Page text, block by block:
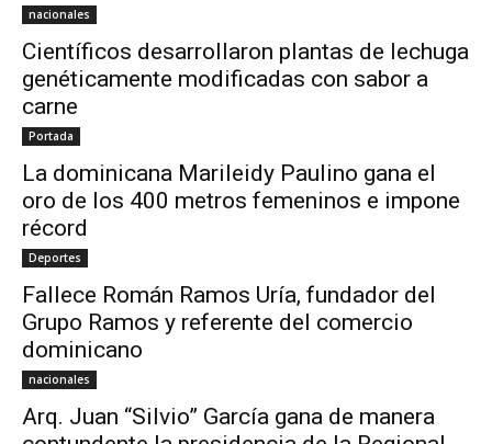
nacionales
Científicos desarrollaron plantas de lechuga
genéticamente modificadas con sabor a
carne
Portada
La dominicana Marileidy Paulino gana el
oro de los 400 metros femeninos e impone
récord
Deportes
Fallece Román Ramos Uría, fundador del
Grupo Ramos y referente del comercio
dominicano
nacionales
Arq. Juan “Silvio” García gana de manera